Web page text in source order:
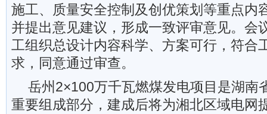
施工、质量安全控制及创优策划等重点内
并提出意见建议，形成一致评审意见。会
工组织总设计内容科学、方案可行，符合
求，同意通过审查。
岳州2×100万千瓦燃煤发电项目是湖南
重要组成部分，建成后将为湘北区域电网